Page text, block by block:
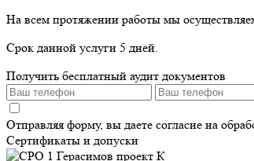
На всем протяжении работы мы
Срок данной услуги 5 дней.
Получить бесплатный аудит документов
Отправляя форму, вы даете согласие на
Сертификаты и допуски